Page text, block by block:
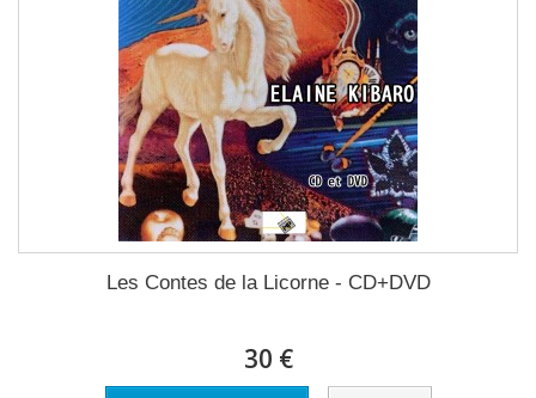
Les Contes de la Licorne - CD+DVD
30 €